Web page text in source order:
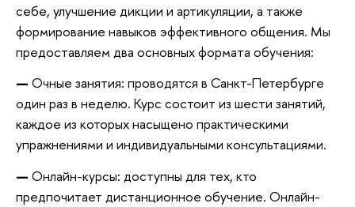
себе, улучшение дикции и артикуляции, а также
формирование навыков эффективного общения. Мы
предоставляем два основных формата обучения:
— Очные занятия: проводятся в Санкт-Петербурге
один раз в неделю. Курс состоит из шести занятий,
каждое из которых насыщено практическими
упражнениями и индивидуальными консультациями.
— Онлайн-курсы: доступны для тех, кто
предпочитает дистанционное обучение. Онлайн-